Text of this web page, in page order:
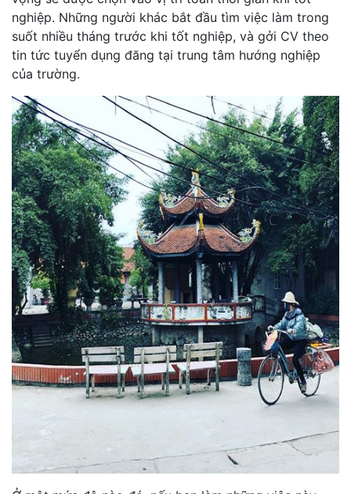
nghiệp. Những người khác bắt đầu tìm việc làm trong
suốt nhiều tháng trước khi tốt nghiệp, và gởi CV theo
tin tức tuyển dụng đăng tại trung tâm hướng nghiệp
của trường.